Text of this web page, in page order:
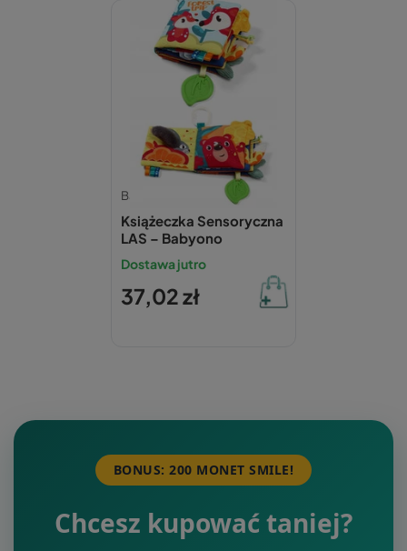
Babyono
Książeczka Sensoryczna
LAS – Babyono
Dostawa jutro
37,02 zł
BONUS: 200 MONET SMILE!
Chcesz kupować taniej?